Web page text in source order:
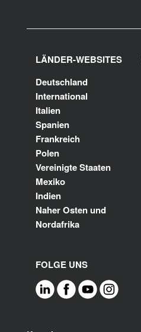
LÄNDER-WEBSITES
Deutschland
International
Italien
Spanien
Frankreich
Polen
Vereinigte Staaten
Mexiko
Indien
Naher Osten und
Nordafrika
FOLGE UNS